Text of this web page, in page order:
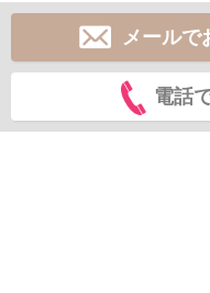
メールで
電話